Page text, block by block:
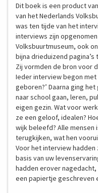
Dit boek is een product
van het Nederlands
was ten tijde van het
interviews zijn
Volksbuurtmuseum, ook
bijna drieduizend
Zij vormden de bron voor
Ieder interview begon met
geboren?’ Daarna ging
naar school gaan, leren,
eigen gezin. Wat voor
ze een geloof, idealen?
wijk beleefd? Alle mensen
terugkijken, wat hen
Voor het interview hadden
basis van uw
hadden erover
een papiertje geschreven